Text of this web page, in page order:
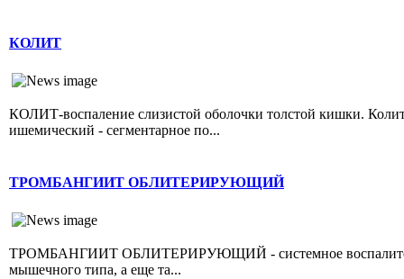
КОЛИТ
КОЛИТ-воспаление слизистой оболочки толстой кишки.
ишемический - сегментарное по...
ТРОМБАНГИИТ ОБЛИТЕРИРУЮЩИЙ
ТРОМБАНГИИТ ОБЛИТЕРИРУЮЩИЙ - системное
мышечного типа, а еще та...